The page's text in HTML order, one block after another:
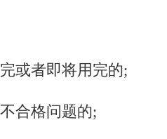
或者即将用完的;
合格问题的;